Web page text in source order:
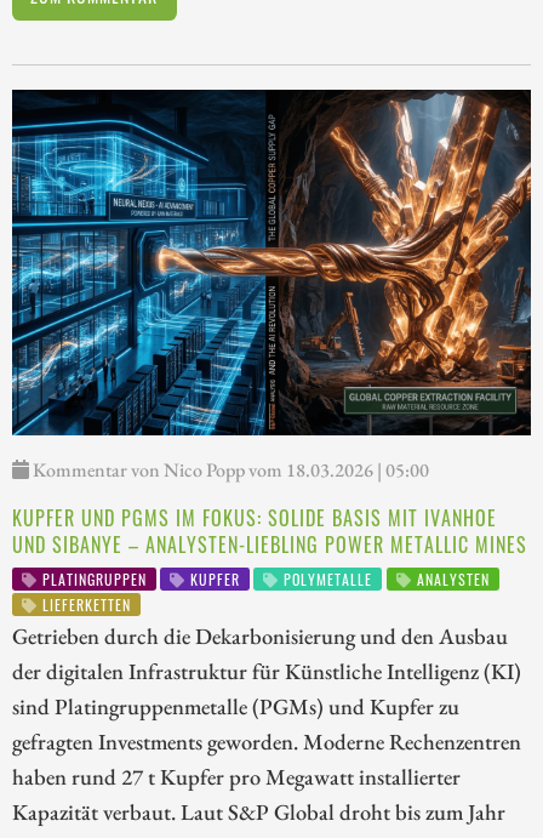
Kommentar von Nico Popp vom 18.03.2026 | 05:00
KUPFER UND PGMS IM FOKUS: SOLIDE BASIS MIT IVANHOE
UND SIBANYE – ANALYSTEN-LIEBLING POWER METALLIC MINES
PLATINGRUPPEN KUPFER POLYMETALLE
ANALYSTEN
LIEFERKETTEN
Getrieben durch die Dekarbonisierung und den Ausbau
der digitalen Infrastruktur für Künstliche Intelligenz (KI)
sind Platingruppenmetalle (PGMs) und Kupfer zu
gefragten Investments geworden. Moderne Rechenzentren
haben rund 27 t Kupfer pro Megawatt installierter
Kapazität verbaut. Laut S&P Global droht bis zum Jahr